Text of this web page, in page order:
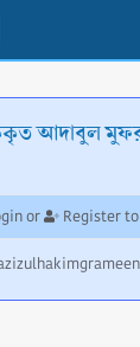
আদাবুল
or Register to